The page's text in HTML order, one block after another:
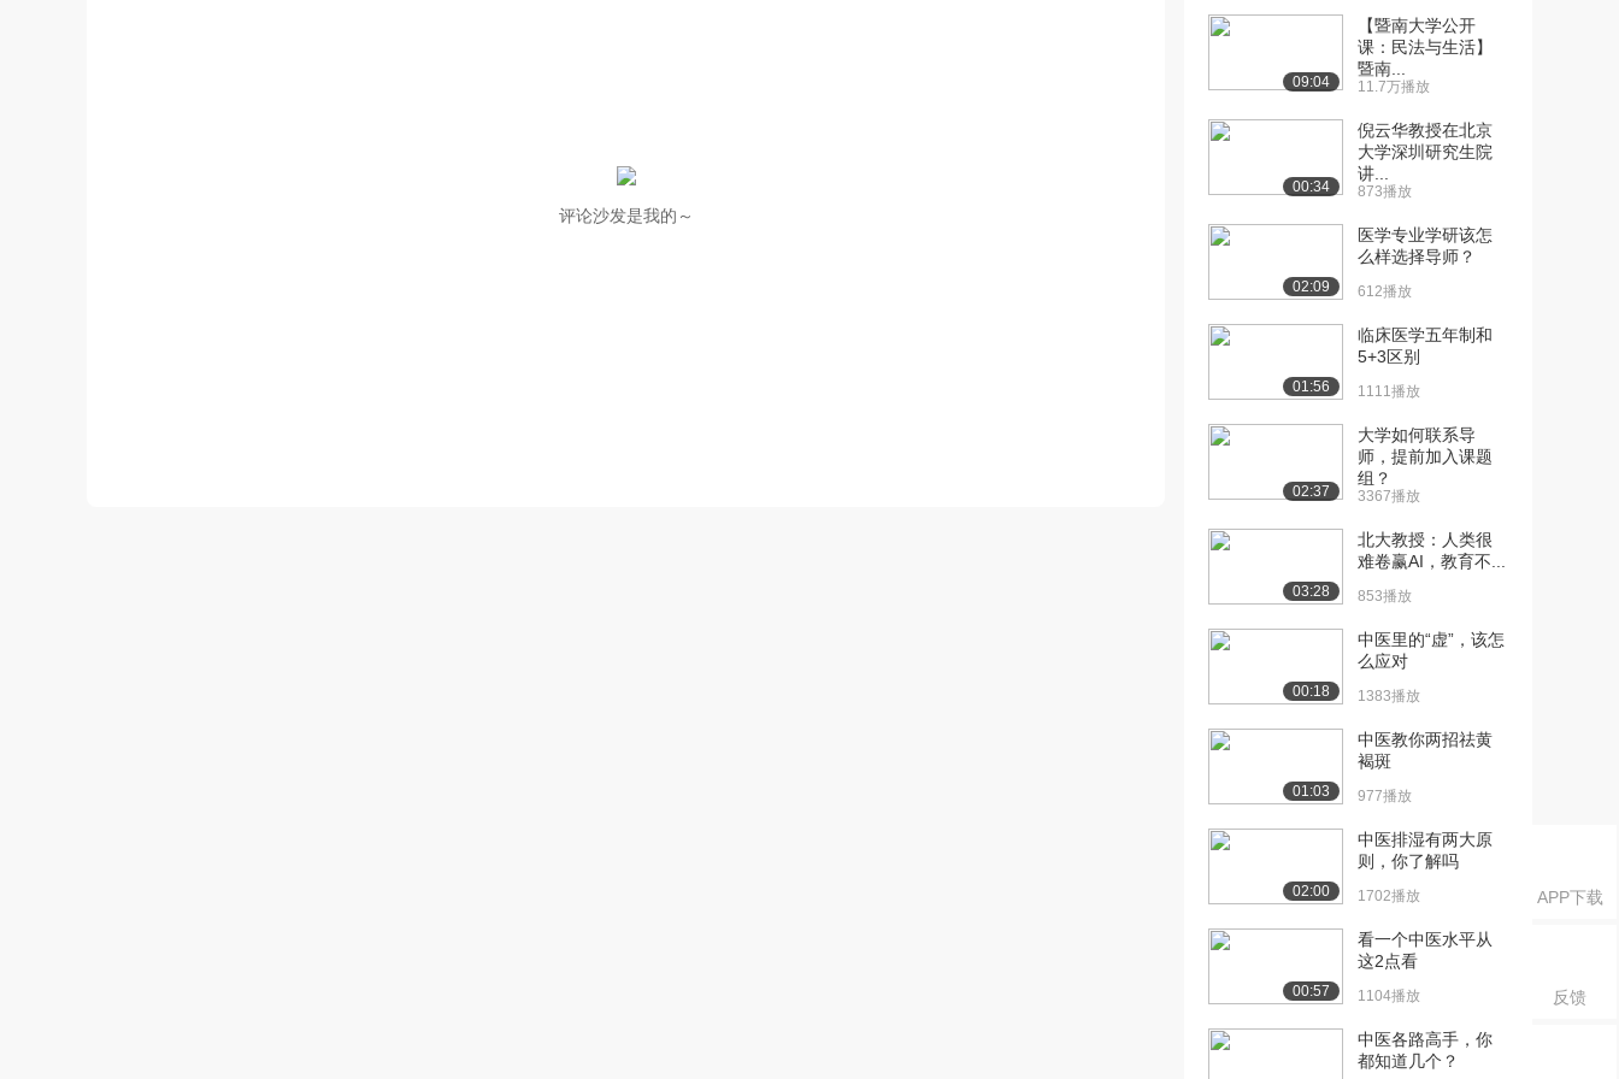
APP下载
反馈
评论沙发是我的～
[10] 暨南大学公开课：中
医理论之五脏六腑...
医理论之五脏六腑...
医理论之五脏六腑...
[13] 暨南大学公开课：中
医理论之五脏六腑...
[14] 暨南大学公开课：中
医理论之五脏六腑...
8.3万播放
[15] 暨南大学公开课：中
11.1万播放
[16] 暨南大学公开课：中
8.4万播放
[17] 暨南大学公开课：中
7.3万播放
[18] 暨南大学公开课：中
医理论之气血津液...
7.3万播放
[19] 暨南大学公开课：中
医理论之气血津液...
7.0万播放
医理论之病因理论...
7.3万播放
[21] 暨南大学公开课：中
09:04
【暨南大学公开
课：民法与生活】
暨南...
11.7万播放
00:34
倪云华教授在北京
大学深圳研究生院
讲...
873播放
02:09
医学专业学研该怎
么样选择导师？
612播放
01:56
临床医学五年制和
5+3区别
1111播放
02:37
大学如何联系导
师，提前加入课题
组？
3367播放
03:28
北大教授：人类很
难卷赢AI，教育不...
853播放
00:18
中医里的“虚”，该怎
么应对
1383播放
01:03
中医教你两招祛黄
褐斑
977播放
02:00
中医排湿有两大原
则，你了解吗
1702播放
00:57
看一个中医水平从
这2点看
1104播放
中医各路高手，你
都知道几个？